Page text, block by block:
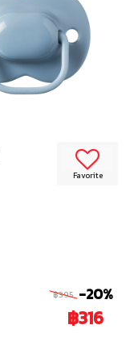
Favorite
฿395 -20%
฿316